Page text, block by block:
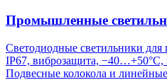
Промышленные
Светодиодные светильники для
IP67, виброзащита, −40…+50°C,
Подвесные колокола и